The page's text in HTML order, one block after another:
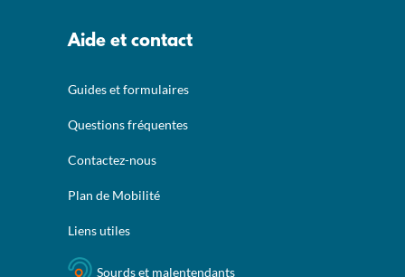
Aide et contact
Guides et formulaires
Questions fréquentes
Contactez-nous
Plan de Mobilité
Liens utiles
Sourds et malentendants